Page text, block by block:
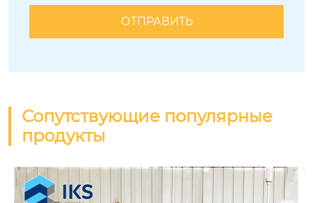
Сопутствующие популярные
продукты